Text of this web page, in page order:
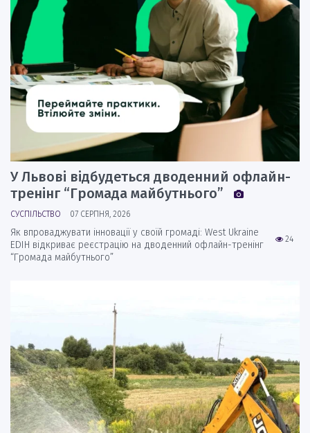
У Львові відбудеться дводенний офлайн-
тренінг “Громада майбутнього”
СУСПІЛЬСТВО 07 СЕРПНЯ, 2026
24
Як впроваджувати інновації у своїй громаді: West Ukraine
EDIH відкриває реєстрацію на дводенний офлайн-тренінг
“Громада майбутнього”